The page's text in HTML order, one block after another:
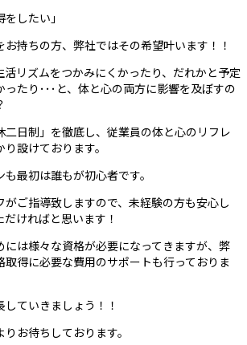
したい」
持ちの方、弊社ではその希望叶います！！
リズムをつかみにくかったり、だれかと予定
たり･･･と、体と心の両方に影響を及ぼすの
二日制」を徹底し、従業員の体と心のリフレ
設けております。
最初は誰もが初心者です。
がご指導致しますので、未経験の方も安心し
ければと思います！
には様々な資格が必要になってきますが、弊
得に必要な費用のサポートも行っておりま
ていきましょう！！
りお待ちしております。